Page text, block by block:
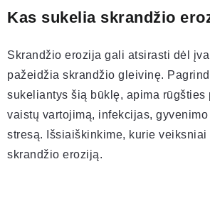
Kas sukelia skrandžio
Skrandžio erozija gali atsirasti dėl
pažeidžia skrandžio gleivinę.
sukeliantys šią būklę, apima
vaistų vartojimą, infekcijas,
stresą. Išsiaiškinkime, kurie
skrandžio eroziją.